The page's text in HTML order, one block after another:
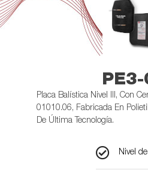
PE3-
Placa Balística Nivel III, Con
01010.06, Fabricada En
De Última Tecnología.​
Nivel